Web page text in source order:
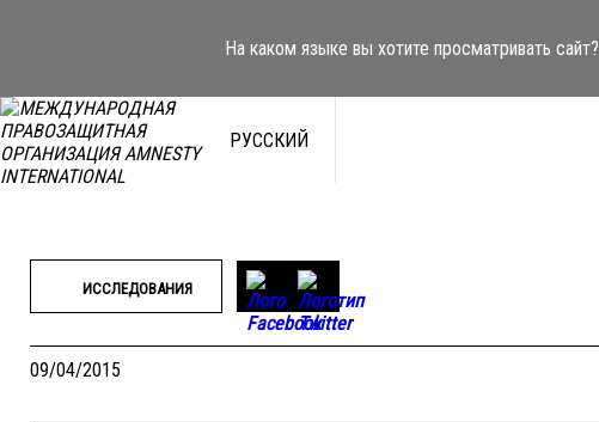
На каком языке вы хотите просматривать сайт?
РУССКИЙ
ИССЛЕДОВАНИЯ
09/04/2015